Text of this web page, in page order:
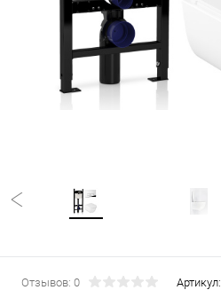
Отзывов: 0 Артикул: